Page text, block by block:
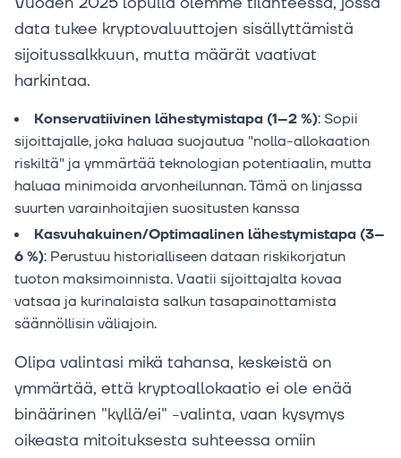
data tukee kryptovaluuttojen sisällyttämistä
sijoitussalkkuun, mutta määrät vaativat
harkintaa.
Konservatiivinen lähestymistapa (1–2 %): Sopii
sijoittajalle, joka haluaa suojautua "nolla-allokaation
riskiltä" ja ymmärtää teknologian potentiaalin, mutta
haluaa minimoida arvonheilunnan. Tämä on linjassa
suurten varainhoitajien suositusten kanssa
Kasvuhakuinen/Optimaalinen lähestymistapa (3–
6 %): Perustuu historialliseen dataan riskikorjatun
tuoton maksimoinnista. Vaatii sijoittajalta kovaa
vatsaa ja kurinalaista salkun tasapainottamista
säännöllisin väliajoin.
Olipa valintasi mikä tahansa, keskeistä on
ymmärtää, että kryptoallokaatio ei ole enää
binäärinen "kyllä/ei" -valinta, vaan kysymys
oikeasta mitoituksesta suhteessa omiin